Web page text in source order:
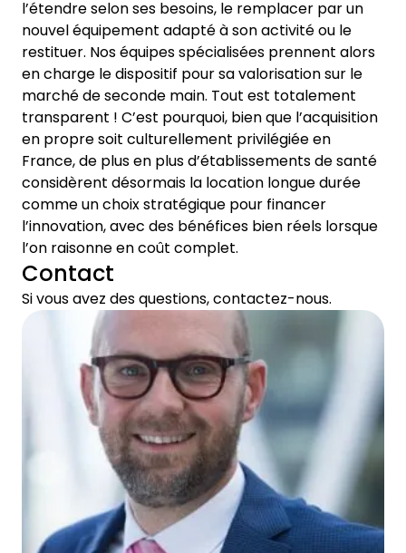
l’étendre selon ses besoins, le remplacer par un
nouvel équipement adapté à son activité ou le
restituer. Nos équipes spécialisées prennent alors
en charge le dispositif pour sa valorisation sur le
marché de seconde main. Tout est totalement
transparent ! C’est pourquoi, bien que l’acquisition
en propre soit culturellement privilégiée en
France, de plus en plus d’établissements de santé
considèrent désormais la location longue durée
comme un choix stratégique pour financer
l’innovation, avec des bénéfices bien réels lorsque
l’on raisonne en coût complet.
Contact
Si vous avez des questions, contactez-nous.